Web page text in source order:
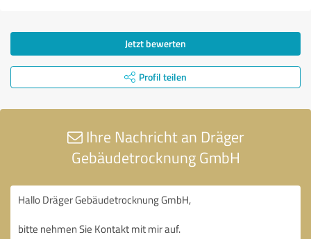
Jetzt bewerten
Profil teilen
Ihre Nachricht an Dräger
Gebäudetrocknung GmbH